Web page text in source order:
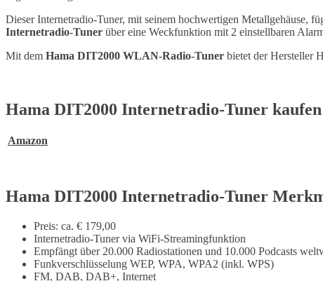
Dieser Internetradio-Tuner, mit seinem hochwertigen Metallgehäuse,
Internetradio-Tuner über eine Weckfunktion mit 2 einstellbaren
Mit dem Hama DIT2000 WLAN-Radio-Tuner bietet der Hersteller
Hama DIT2000 Internetradio-Tuner
Amazon
Hama DIT2000 Internetradio-Tuner
Preis: ca. € 179,00
Internetradio-Tuner via WiFi-Streamingfunktion
Empfängt über 20.000 Radiostationen und 10.000 Podcasts
Funkverschlüsselung WEP, WPA, WPA2 (inkl. WPS)
FM, DAB, DAB+, Internet